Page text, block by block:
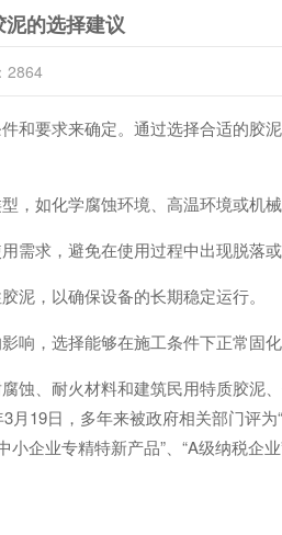
的选择建议
2864
和要求来确定。通过选择合适的胶
如化学腐蚀环境、高温环境或机械
需求，避免在使用过程中出现脱落或
泥，以确保设备的长期稳定运行。
响，选择能够在施工条件下正常固化
蚀、耐火材料和建筑民用特质胶泥
19日，多年来被政府相关部门评为
小企业专精特新产品”、“A级纳税企